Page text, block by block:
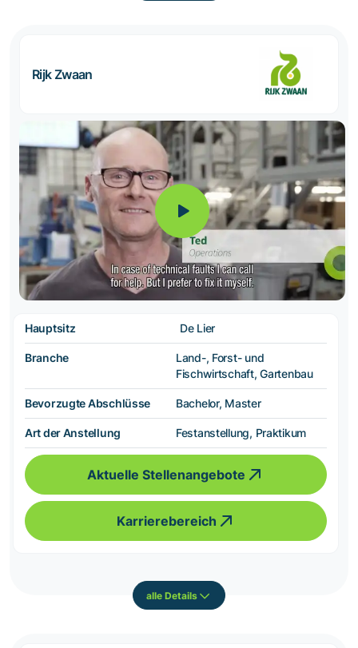
Rijk Zwaan
Hauptsitz De Lier
Branche
Land-, Forst- und
Fischwirtschaft, Gartenbau
Bevorzugte Abschlüsse Bachelor, Master
Art der Anstellung Festanstellung, Praktikum
Aktuelle Stellenangebote
Karrierebereich
alle Details